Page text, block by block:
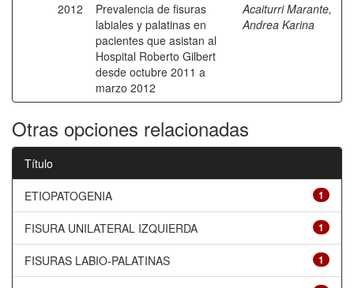
2012
Prevalencia de fisuras
labiales y palatinas en
pacientes que asistan al
Hospital Roberto Gilbert
desde octubre 2011 a
marzo 2012
Acaiturri Marante,
Andrea Karina
Otras opciones relacionadas
Título
1
ETIOPATOGENIA
1
FISURA UNILATERAL IZQUIERDA
1
FISURAS LABIO-PALATINAS